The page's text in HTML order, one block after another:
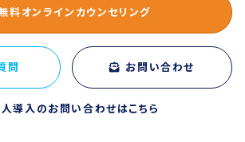
料オンラインカウンセリング
問 お問い合わせ
導入のお問い合わせはこちら